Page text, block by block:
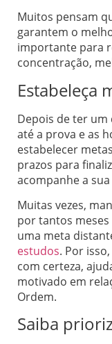
Muitos pensam
garantem o
importante para
concentração,
Estabeleça
Depois de ter
até a prova e as
estabelecer
prazos para
acompanhe a
Muitas vezes,
por tantos
uma meta
estudos. Por
com certeza,
motivado em
Ordem.
Saiba